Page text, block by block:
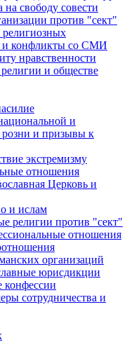
на свободу совести
против "сект"
и конфликты со СМИ
нравственности
и обществе
и
розни и призывы к
экстремизму
отношения
Церковь и
и ислам
религии против "сект"
отношения
организаций
юрисдикции
конфессии
сотрудничества и